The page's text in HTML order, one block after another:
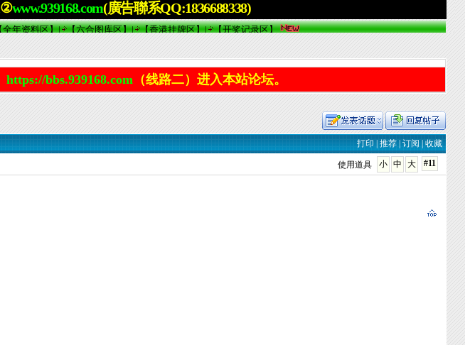
https://bbs.939168.com（线路二）进入本站论坛。
打印
推荐| 订阅 收藏
#11
大
中
小
使用道具